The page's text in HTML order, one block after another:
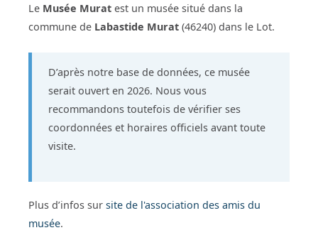
Le Musée Murat est un musée situé dans la
commune de Labastide Murat (46240) dans le Lot.
D’après notre base de données, ce musée
serait ouvert en 2026. Nous vous
recommandons toutefois de vérifier ses
coordonnées et horaires officiels avant toute
visite.
Plus d’infos sur site de l'association des amis du
musée.